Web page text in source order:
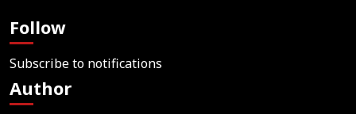
Follow
Subscribe to notifications
Author